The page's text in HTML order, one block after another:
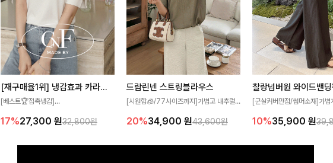
[재구매율1위] 냉감효과 카라니트
[베스트🏆접촉냉감]
고 가벼운 소재감으로 여름에도 시원하게
17%27,300 원32,800원
드람린넨 스트링블라우스
[시원함🧊/77사이즈까지]가볍고 내추럴
없는 슬릿 카라 디자인이 얼굴선을 더욱 시
20%34,900 원43,600원
[군살커버만점/썸머소재]가볍
편안하게 착용하실 수 있는
감 있는 착용감을 더해드려요!
10%35,900 원